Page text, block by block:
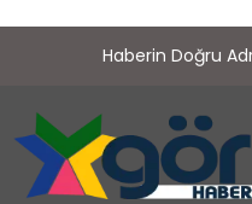
SPOR
TEKNOLOJI
Haberin Doğru